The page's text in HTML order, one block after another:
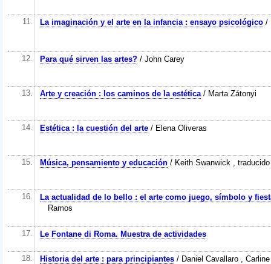
11. La imaginación y el arte en la infancia : ensayo psicológico/
12. Para qué sirven las artes?/ John Carey
13. Arte y creación : los caminos de la estética/ Marta Zátonyi
14. Estética : la cuestión del arte/ Elena Oliveras
15. Música, pensamiento y educación/ Keith Swanwick ,
16.
La actualidad de lo bello : el arte como juego, símbolo y
Ramos
17. Le Fontane di Roma. Muestra de actividades
18. Historia del arte : para principiantes/ Daniel Cavallaro , Carline